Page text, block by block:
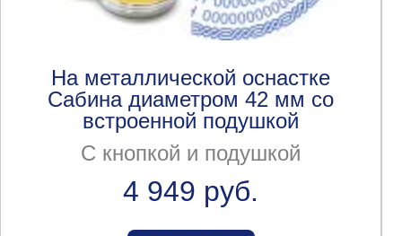
На металлической оснастке
Сабина диаметром 42 мм со
встроенной подушкой
С кнопкой и подушкой
4 949 руб.